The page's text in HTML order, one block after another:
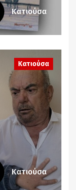
Κατιούσα
Κατιούσα
Κατιούσα